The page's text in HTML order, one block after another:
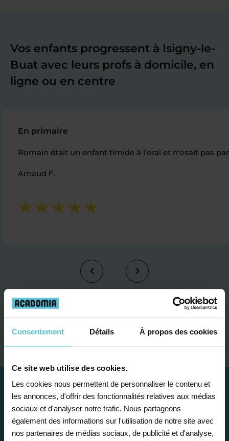
Consentement Détails À propos des cookies
Ce site web utilise des cookies.
Les cookies nous permettent de personnaliser le contenu et
les annonces, d'offrir des fonctionnalités relatives aux médias
sociaux et d'analyser notre trafic. Nous partageons
également des informations sur l'utilisation de notre site avec
nos partenaires de médias sociaux, de publicité et d'analyse,
Vos enfants progressent à Isigny-le-
Buat avec leurs profs à domicile, en
ligne ou en centre
En primaire
Romain était un enfant timide à l'oral et n'osait pas
Arnaud F.
Je contacte un conseiller